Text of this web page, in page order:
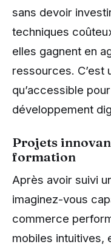
sans devoir
techniques
elles gagnent en
ressources. C’est
qu’accessible
développement
Projets
formation
Après avoir suivi
imaginez-vous
commerce
mobiles intuitives,